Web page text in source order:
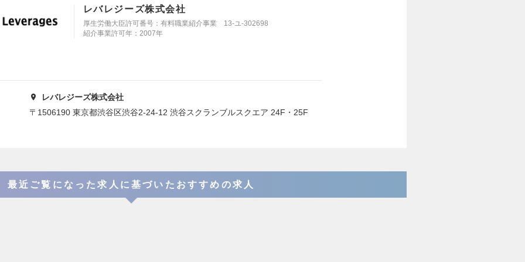
レバレジーズ株式会社
厚生労働大臣許可番号：有料職業紹介事業 13-ユ-302698
紹介事業許可年：2007年
レバレジーズ株式会社
〒1506190 東京都渋谷区渋谷2-24-12 渋谷スクランブルスクエア 24F・25F
最近ご覧になった求人に基づいたおすすめの求人